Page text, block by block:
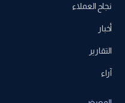
نجاح العملاء
أخبار
التقارير
آراء